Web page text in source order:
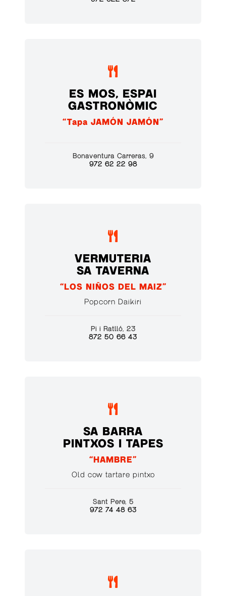

ES MOS, ESPAI
GASTRONÒMIC
“Tapa JAMÓN JAMÓN”
Bonaventura Carreras, 9
972 62 22 98

VERMUTERIA
SA TAVERNA
“LOS NIÑOS DEL MAIZ”
Popcorn Daikiri
Pi i Ratlló, 23
872 50 66 43

SA BARRA
PINTXOS I TAPES
“HAMBRE”
Old cow tartare pintxo
Sant Pere, 5
972 74 48 63
